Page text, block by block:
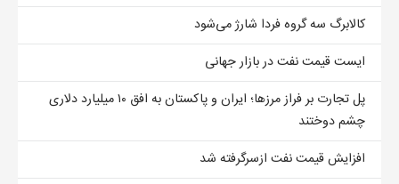
کالابرگ سه گروه فردا شارژ می‌شود
ایست قیمت نفت در بازار جهانی
پل تجارت بر فراز مرزها؛ ایران و پاکستان به افق ۱۰ میلیارد دلاری
چشم دوختند
افزایش قیمت نفت ازسرگرفته شد